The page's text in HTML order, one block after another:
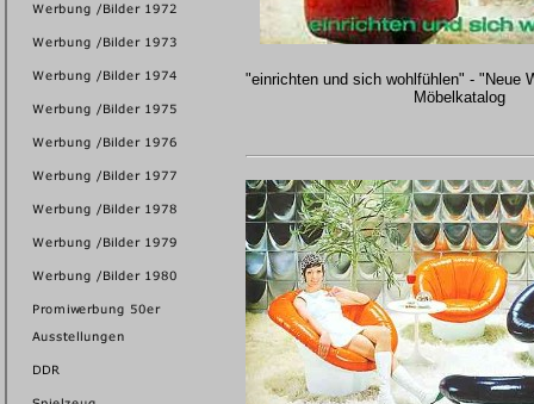
"einrichten und sich wohlfühlen" - "Neue
Möbelkatalog